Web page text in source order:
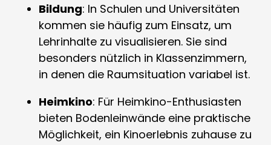
Bildung: In Schulen und Universitäten
kommen sie häufig zum Einsatz, um
Lehrinhalte zu visualisieren. Sie sind
besonders nützlich in Klassenzimmern,
in denen die Raumsituation variabel ist.
Heimkino: Für Heimkino-Enthusiasten
bieten Bodenleinwände eine praktische
Möglichkeit, ein Kinoerlebnis zuhause zu